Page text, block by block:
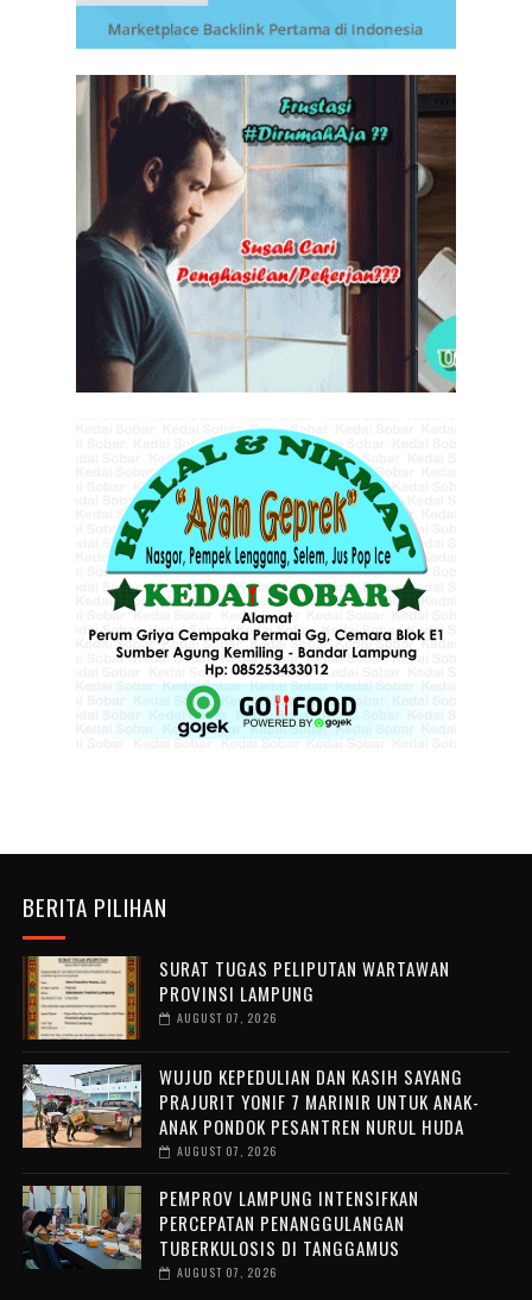
BERITA PILIHAN
SURAT TUGAS PELIPUTAN WARTAWAN
PROVINSI LAMPUNG
AUGUST 07, 2026
WUJUD KEPEDULIAN DAN KASIH SAYANG
PRAJURIT YONIF 7 MARINIR UNTUK ANAK-
ANAK PONDOK PESANTREN NURUL HUDA ‎
AUGUST 07, 2026
PEMPROV LAMPUNG INTENSIFKAN
PERCEPATAN PENANGGULANGAN
TUBERKULOSIS DI TANGGAMUS
AUGUST 07, 2026